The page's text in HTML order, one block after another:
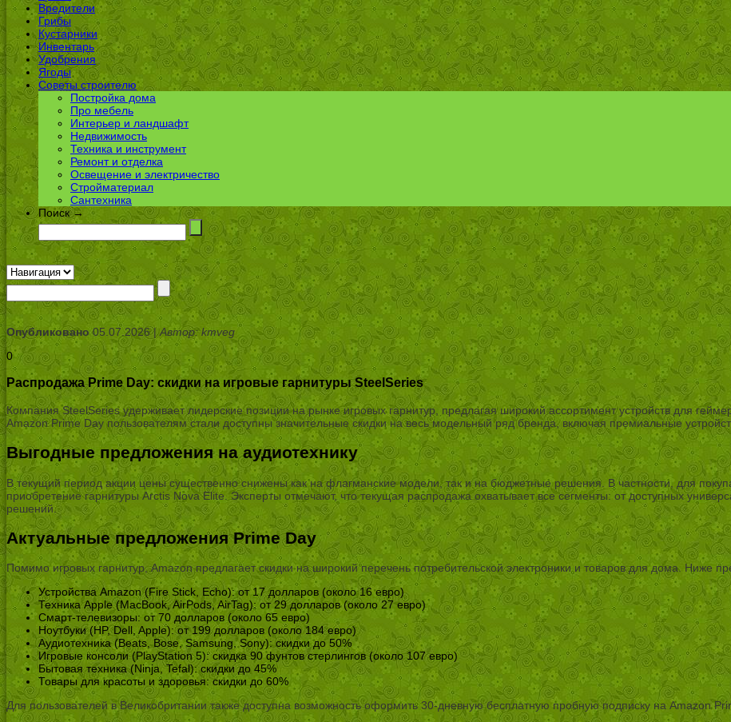
Вредители
Грибы
Кустарники
Инвентарь
Удобрения
Ягоды
Советы строителю
Постройка дома
Про мебель
Интерьер и ландшафт
Недвижимость
Техника и инструмент
Ремонт и отделка
Освещение и электричество
Стройматериал
Сантехника
Поиск →
Опубликовано05.07.2026 |Автор: kmveg
0
Распродажа Prime Day: скидки на игровые гарнитуры SteelSeries
Компания SteelSeries удерживает лидерские позиции на рынке игровых гарнитур, предлагая широкий ассортимент устройств для
Amazon Prime Day пользователям стали доступны значительные скидки на весь модельный ряд бренда, включая премиальные
Выгодные предложения на аудиотехнику
В текущий период акции цены существенно снижены как на флагманские модели, так и на бюджетные решения. В частности, для
приобретение гарнитуры Arctis Nova Elite. Эксперты отмечают, что текущая распродажа охватывает все сегменты: от доступных
решений.
Актуальные предложения Prime Day
Помимо игровых гарнитур, Amazon предлагает скидки на широкий перечень потребительской электроники и товаров для дома. Ниже
Устройства Amazon (Fire Stick, Echo): от 17 долларов (около 16 евро)
Техника Apple (MacBook, AirPods, AirTag): от 29 долларов (около 27 евро)
Смарт-телевизоры: от 70 долларов (около 65 евро)
Ноутбуки (HP, Dell, Apple): от 199 долларов (около 184 евро)
Аудиотехника (Beats, Bose, Samsung, Sony): скидки до 50%
Игровые консоли (PlayStation 5): скидка 90 фунтов стерлингов (около 107 евро)
Бытовая техника (Ninja, Tefal): скидки до 45%
Товары для красоты и здоровья: скидки до 60%
Для пользователей в Великобритании также доступна возможность оформить 30-дневную бесплатную пробную подписку на Amazon